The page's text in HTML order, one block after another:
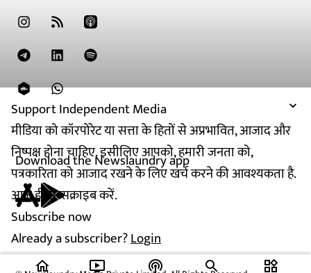
Support Independent Media
मीडिया को कॉरपोरेट या सत्ता के हितों से अप्रभावित, आजाद और
निष्पक्ष होना चाहिए. इसीलिए आपको, हमारी जनता को,
पत्रकारिता को आजाद रखने के लिए खर्च करने की आवश्यकता है.
आज ही सब्सक्राइब करें.
Subscribe now
Already a subscriber?Login
Download the Newslaundry app
home ondemand_video podcasts widgets